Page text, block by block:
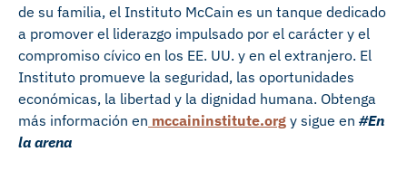
de su familia, el Instituto McCain es un tanque dedicado
a promover el liderazgo impulsado por el carácter y el
compromiso cívico en los EE. UU. y en el extranjero. El
Instituto promueve la seguridad, las oportunidades
económicas, la libertad y la dignidad humana. Obtenga
más información en mccaininstitute.org y sigue en #En
la arena